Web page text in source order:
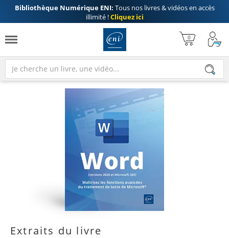
Bibliothèque Numérique ENI: Tous nos livres & vidéos en accès
illimité !Cliquez ici
Extraits du livre